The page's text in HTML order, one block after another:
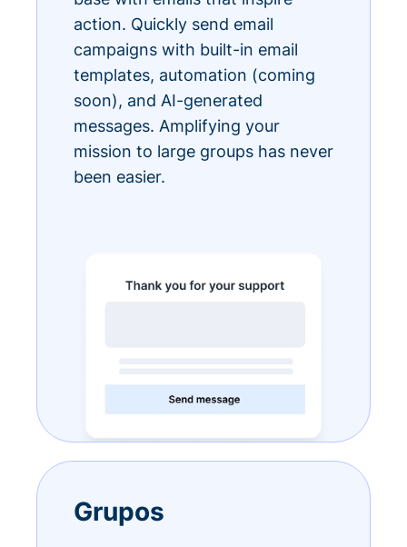
action. Quickly send email
campaigns with built-in email
templates, automation (coming
soon), and AI-generated
messages. Amplifying your
mission to large groups has never
been easier.
Grupos